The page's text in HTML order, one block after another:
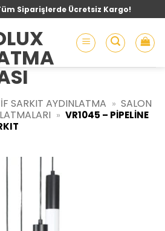
Siparişlerde Ücretsiz Kargo!
SARKIT AYDINLATMA » SALON
» VR1045 – PIPELINE